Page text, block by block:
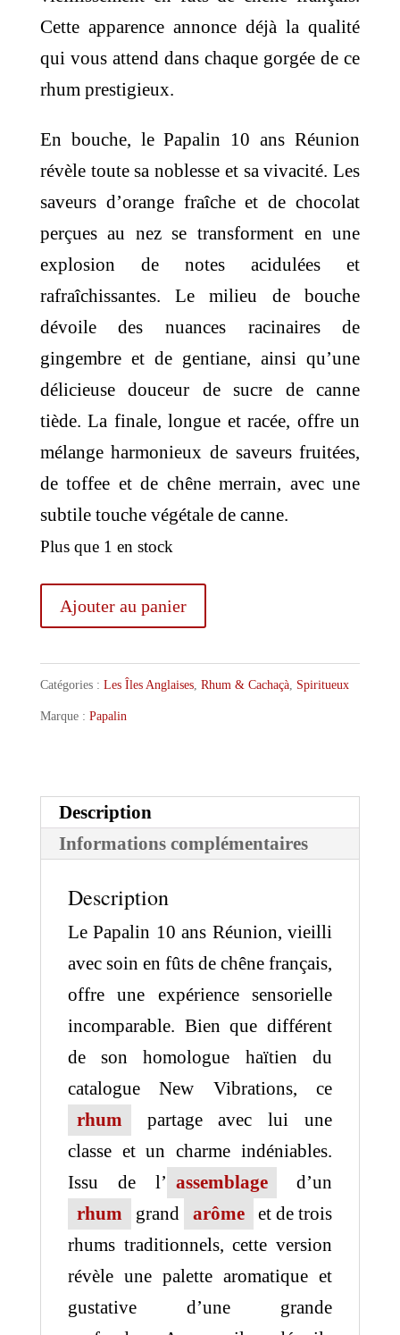
Cette apparence annonce déjà la qualité
qui vous attend dans chaque gorgée de ce
rhum prestigieux.
En bouche, le Papalin 10 ans Réunion
révèle toute sa noblesse et sa vivacité. Les
saveurs d’orange fraîche et de chocolat
perçues au nez se transforment en une
explosion de notes acidulées et
rafraîchissantes. Le milieu de bouche
dévoile des nuances racinaires de
gingembre et de gentiane, ainsi qu’une
délicieuse douceur de sucre de canne
tiède. La finale, longue et racée, offre un
mélange harmonieux de saveurs fruitées,
de toffee et de chêne merrain, avec une
subtile touche végétale de canne.
Plus que 1 en stock
quantité
de
Papalin
10
ans
Ajouter au panier
Catégories : Les Îles Anglaises, Rhum & Cachaçà, Spiritueux
Marque : Papalin
Description
Informations complémentaires
Description
Le Papalin 10 ans Réunion, vieilli
avec soin en fûts de chêne français,
offre une expérience sensorielle
incomparable. Bien que différent
de son homologue haïtien du
catalogue New Vibrations, ce
rhum
partage avec lui une
classe et un charme indéniables.
Issu de l’ assemblage
d’un
rhum
grand arôme
et de trois
rhums traditionnels, cette version
révèle une palette aromatique et
gustative d’une grande